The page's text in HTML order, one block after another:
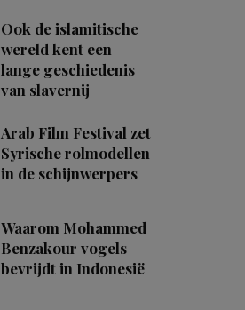
Ook de islamitische
wereld kent een
lange geschiedenis
van slavernij
Arab Film Festival zet
Syrische rolmodellen
in de schijnwerpers
Waarom Mohammed
Benzakour vogels
bevrijdt in Indonesië